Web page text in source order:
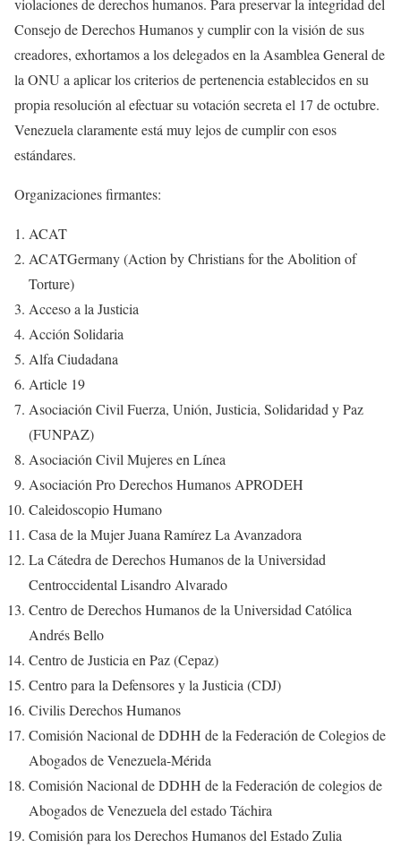
violaciones de derechos humanos. Para preservar la integridad del
Consejo de Derechos Humanos y cumplir con la visión de sus
creadores, exhortamos a los delegados en la Asamblea General de
la ONU a aplicar los criterios de pertenencia establecidos en su
propia resolución al efectuar su votación secreta el 17 de octubre.
Venezuela claramente está muy lejos de cumplir con esos
estándares.
Organizaciones firmantes:
ACAT
ACATGermany (Action by Christians for the Abolition of
Torture)
Acceso a la Justicia
Acción Solidaria
Alfa Ciudadana
Article 19
Asociación Civil Fuerza, Unión, Justicia, Solidaridad y Paz
(FUNPAZ)
Asociación Civil Mujeres en Línea
Asociación Pro Derechos Humanos APRODEH
Caleidoscopio Humano
Casa de la Mujer Juana Ramírez La Avanzadora
La Cátedra de Derechos Humanos de la Universidad
Centroccidental Lisandro Alvarado
Centro de Derechos Humanos de la Universidad Católica
Andrés Bello
Centro de Justicia en Paz (Cepaz)
Centro para la Defensores y la Justicia (CDJ)
Civilis Derechos Humanos
Comisión Nacional de DDHH de la Federación de Colegios de
Abogados de Venezuela-Mérida
Comisión Nacional de DDHH de la Federación de colegios de
Abogados de Venezuela del estado Táchira
Comisión para los Derechos Humanos del Estado Zulia